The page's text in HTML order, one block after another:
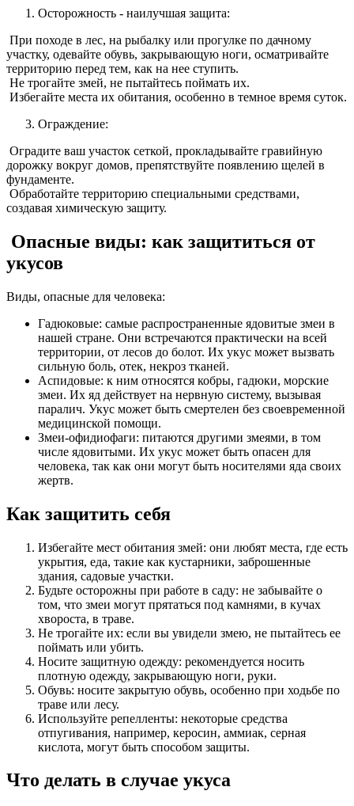
Осторожность - наилучшая защита:
При походе в лес, на рыбалку или прогулке по дачному
участку, одевайте обувь, закрывающую ноги, осматривайте
территорию перед тем, как на нее ступить.
Не трогайте змей, не пытайтесь поймать их.
Избегайте места их обитания, особенно в темное время суток.
Ограждение:
Оградите ваш участок сеткой, прокладывайте гравийную
дорожку вокруг домов, препятствуйте появлению щелей в
фундаменте.
Обработайте территорию специальными средствами,
создавая химическую защиту.
Опасные виды: как защититься от
укусов
Виды, опасные для человека:
Гадюковые: самые распространенные ядовитые змеи в
нашей стране. Они встречаются практически на всей
территории, от лесов до болот. Их укус может вызвать
сильную боль, отек, некроз тканей.
Аспидовые: к ним относятся кобры, гадюки, морские
змеи. Их яд действует на нервную систему, вызывая
паралич. Укус может быть смертелен без своевременной
медицинской помощи.
Змеи-офидиофаги: питаются другими змеями, в том
числе ядовитыми. Их укус может быть опасен для
человека, так как они могут быть носителями яда своих
жертв.
Как защитить себя
Избегайте мест обитания змей: они любят места, где есть
укрытия, еда, такие как кустарники, заброшенные
здания, садовые участки.
Будьте осторожны при работе в саду: не забывайте о
том, что змеи могут прятаться под камнями, в кучах
хвороста, в траве.
Не трогайте их: если вы увидели змею, не пытайтесь ее
поймать или убить.
Носите защитную одежду: рекомендуется носить
плотную одежду, закрывающую ноги, руки.
Обувь: носите закрытую обувь, особенно при ходьбе по
траве или лесу.
Используйте репелленты: некоторые средства
отпугивания, например, керосин, аммиак, серная
кислота, могут быть способом защиты.
Что делать в случае укуса